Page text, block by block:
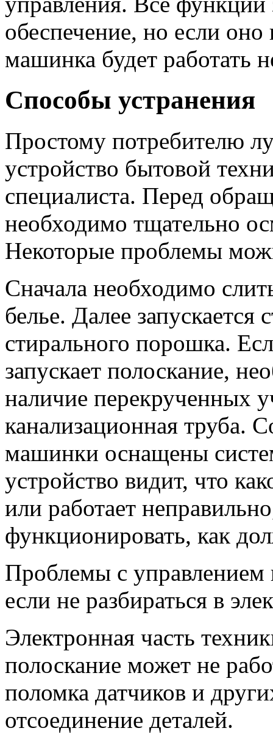
обеспечение, но если оно
машинка будет работать
Способы устранения
Простому потребителю
устройство бытовой
специалиста. Перед
необходимо тщательно
Некоторые проблемы
Сначала необходимо
белье. Далее запускается
стирального порошка.
запускает полоскание,
наличие перекрученных
канализационная труба.
машинки оснащены
устройство видит, что
или работает
функционировать, как
Проблемы с управлением
если не разбираться в
Электронная часть
полоскание может не
поломка датчиков и
отсоединение деталей.